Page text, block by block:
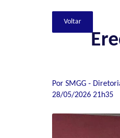
Por SMGG -
28/05/2026 21h35